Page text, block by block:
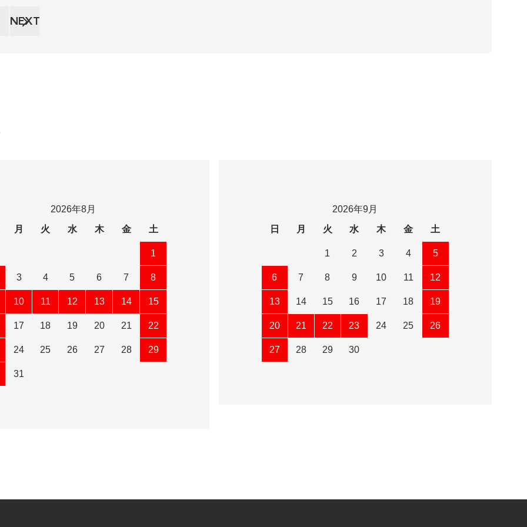
NEXT
2026年8月
月 火 水 木 金 土
1
3 4 5 6 7 8
10 11 12 13 14 15
17 18 19 20 21 22
24 25 26 27 28 29
31
2026年9月
日
月 火 水 木 金 土
1 2 3 4 5
6 7 8 9 10 11 12
13 14 15 16 17 18 19
20 21 22 23 24 25 26
27 28 29 30